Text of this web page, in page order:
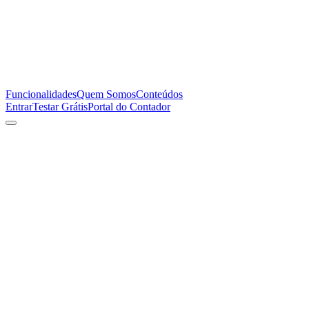
FuncionalidadesQuem SomosConteúdos
EntrarTestar GrátisPortal do Contador